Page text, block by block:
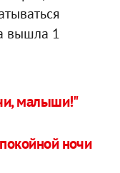
вышла 1
малыши!"
ночи